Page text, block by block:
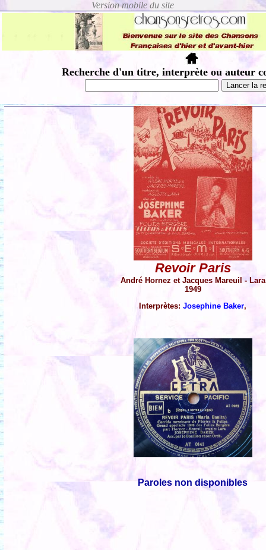
Recherche d'un titre, interprète ou auteur
Revoir Paris
André Hornez et Jacques Mareuil - Lara
1949
Interprètes:Josephine Baker,
Paroles non disponibles